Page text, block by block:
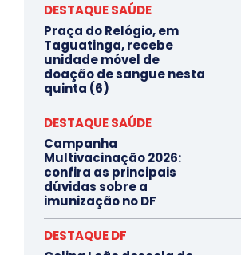
DESTAQUE SAÚDE
Praça do Relógio, em
Taguatinga, recebe
unidade móvel de
doação de sangue nesta
quinta (6)
DESTAQUE SAÚDE
Campanha
Multivacinação 2026:
confira as principais
dúvidas sobre a
imunização no DF
DESTAQUE DF